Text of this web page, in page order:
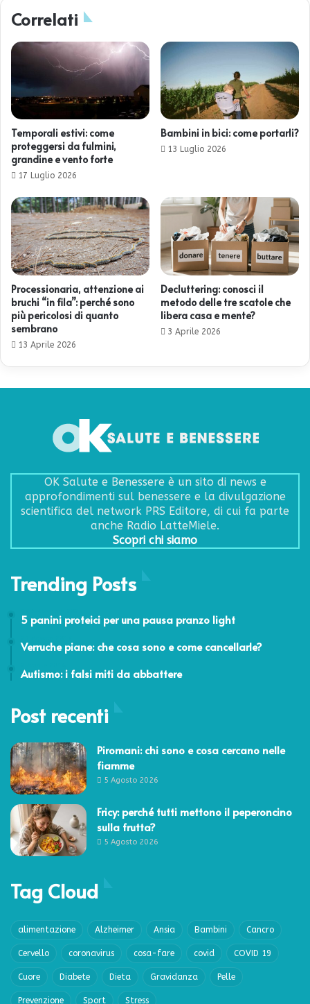
Correlati
Temporali estivi: come
proteggersi da fulmini,
grandine e vento forte
17 Luglio 2026
Bambini in bici: come portarli?
13 Luglio 2026
Processionaria, attenzione ai
bruchi “in fila”: perché sono
più pericolosi di quanto
sembrano
13 Aprile 2026
Decluttering: conosci il
metodo delle tre scatole che
libera casa e mente?
3 Aprile 2026
OK Salute e Benessere è un sito di news e
approfondimenti sul benessere e la divulgazione
scientifica del network PRS Editore, di cui fa parte
anche Radio LatteMiele.
Scopri chi siamo
Trending Posts
5 panini proteici per una pausa pranzo light
Verruche piane: che cosa sono e come cancellarle?
Autismo: i falsi miti da abbattere
Post recenti
Piromani: chi sono e cosa cercano nelle
fiamme
5 Agosto 2026
Fricy: perché tutti mettono il peperoncino
sulla frutta?
5 Agosto 2026
Tag Cloud
alimentazione Alzheimer Ansia Bambini Cancro
Cervello coronavirus cosa-fare covid COVID 19
Cuore Diabete Dieta Gravidanza Pelle
Prevenzione Sport Stress